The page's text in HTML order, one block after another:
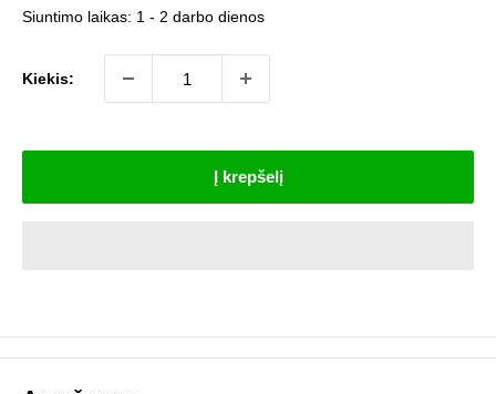
Siuntimo laikas: 1 - 2 darbo dienos
Kiekis:
Į krepšelį